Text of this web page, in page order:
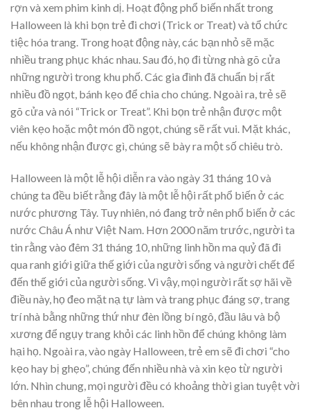
rợn và xem phim kinh dị. Hoạt động phổ biến nhất trong
Halloween là khi bọn trẻ đi chơi (Trick or Treat) và tổ chức
tiệc hóa trang. Trong hoạt động này, các bạn nhỏ sẽ mặc
nhiều trang phục khác nhau. Sau đó, họ đi từng nhà gõ cửa
những người trong khu phố. Các gia đình đã chuẩn bị rất
nhiều đồ ngọt, bánh kẹo để chia cho chúng. Ngoài ra, trẻ sẽ
gõ cửa và nói “Trick or Treat”. Khi bọn trẻ nhận được một
viên kẹo hoặc một món đồ ngọt, chúng sẽ rất vui. Mặt khác,
nếu không nhận được gì, chúng sẽ bày ra một số chiêu trò.
Halloween là một lễ hội diễn ra vào ngày 31 tháng 10 và
chúng ta đều biết rằng đây là một lễ hội rất phổ biến ở các
nước phương Tây. Tuy nhiên, nó đang trở nên phổ biến ở các
nước Châu Á như Việt Nam. Hơn 2000 năm trước, người ta
tin rằng vào đêm 31 tháng 10, những linh hồn ma quỷ đã đi
qua ranh giới giữa thế giới của người sống và người chết để
đến thế giới của người sống. Vì vậy, mọi người rất sợ hãi về
điều này, họ đeo mặt nạ tự làm và trang phục đáng sợ, trang
trí nhà bằng những thứ như đèn lồng bí ngô, đầu lâu và bộ
xương để ngụy trang khỏi các linh hồn để chúng không làm
hại họ. Ngoài ra, vào ngày Halloween, trẻ em sẽ đi chơi “cho
kẹo hay bị ghẹo”, chúng đến nhiều nhà và xin kẹo từ người
lớn. Nhìn chung, mọi người đều có khoảng thời gian tuyệt vời
bên nhau trong lễ hội Halloween.